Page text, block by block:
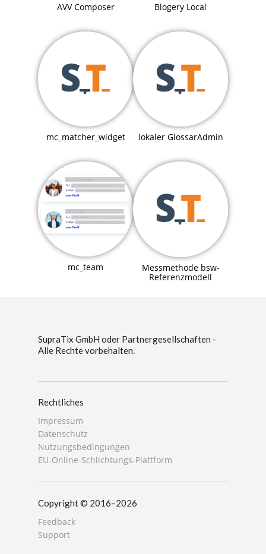
AVV Composer Blogery Local
mc_matcher_widget lokaler GlossarAdmin
mc_team
Messmethode bsw-
Referenzmodell
SupraTix GmbH oder Partnergesellschaften -
Alle Rechte vorbehalten.
Rechtliches
Impressum
Datenschutz
Nutzungsbedingungen
EU-Online-Schlichtungs-Plattform
Copyright © 2016–2026
Feedback
Support